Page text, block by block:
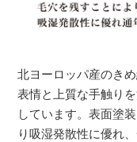
北ヨーロッパ産のき
表情と上質な手触り
しています。表面塗
り吸湿発散性に優れ